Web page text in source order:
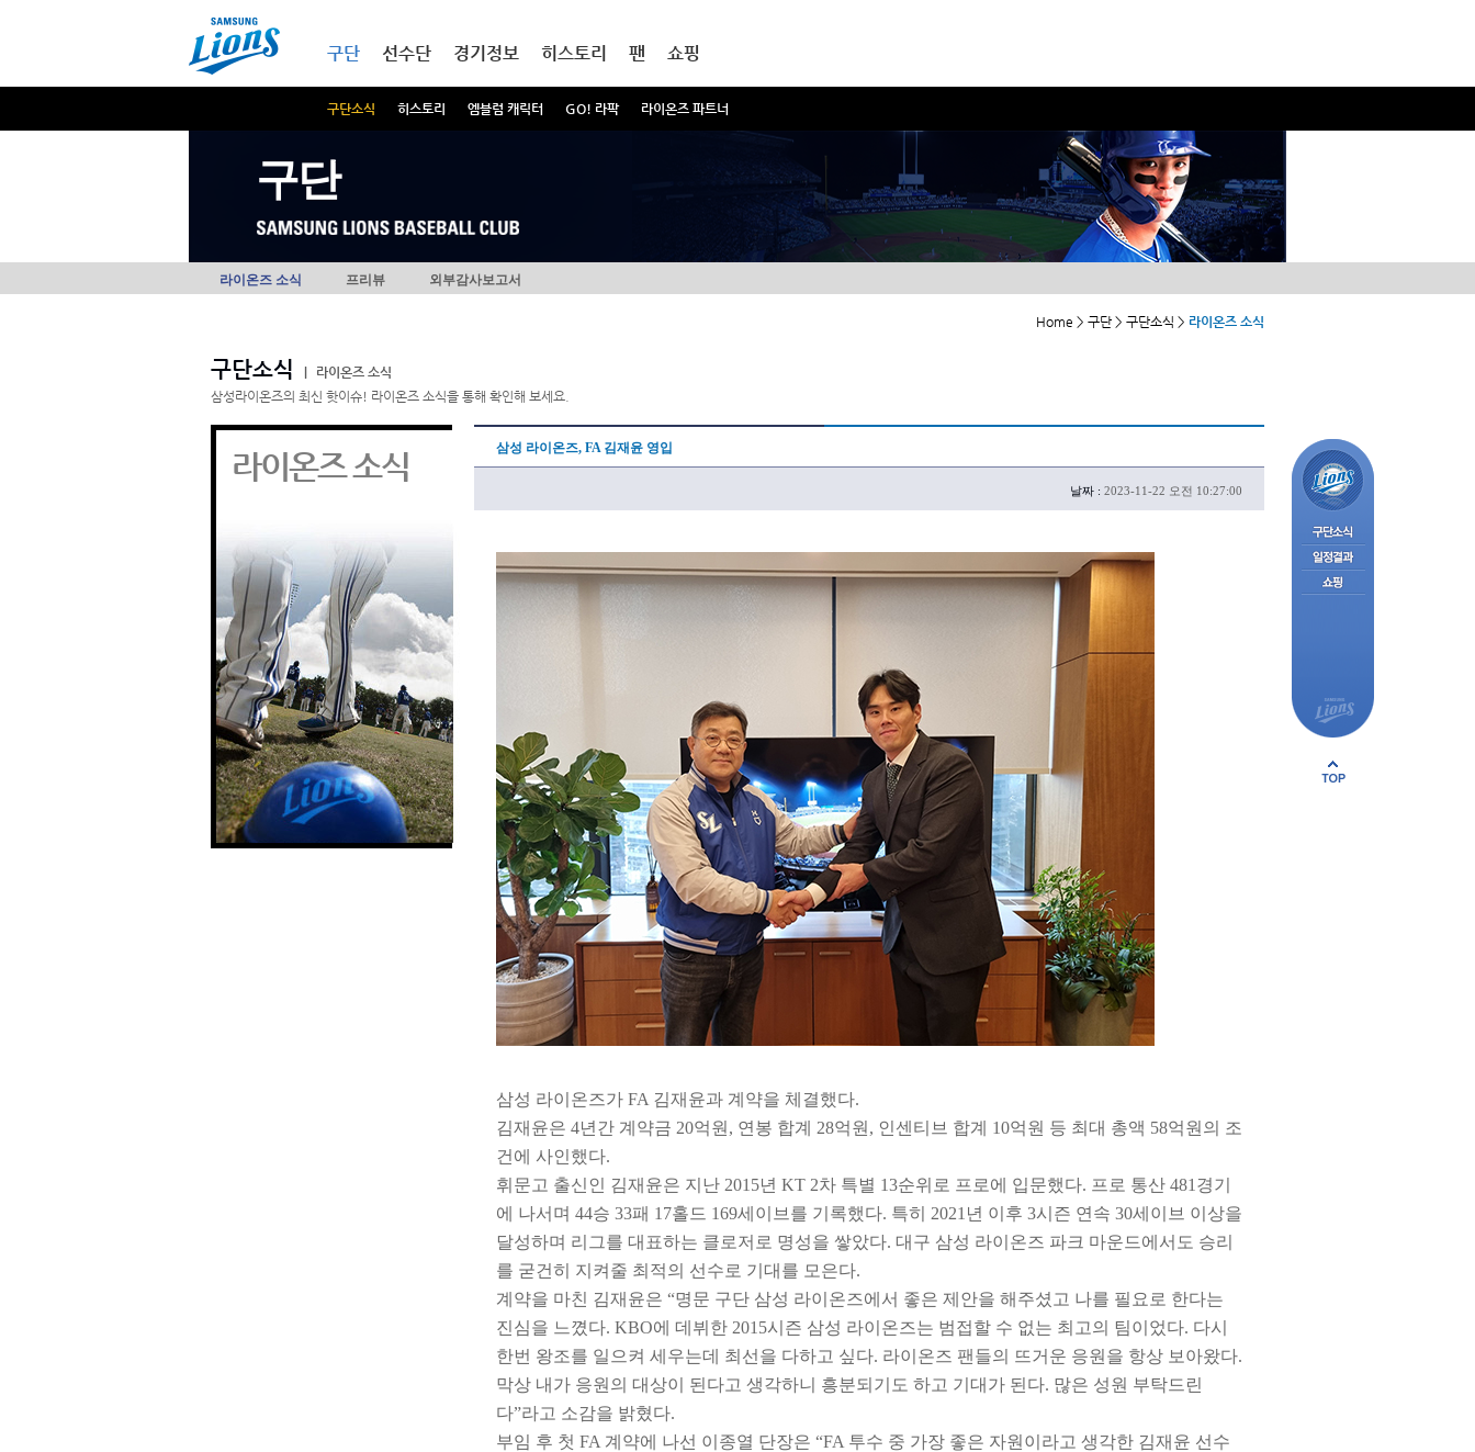
구단
구단소식 히스토리 엠블럼 캐릭터 GO! 라팍 라이온즈 파트너
선수단 경기정보 히스토리 팬 쇼핑
구단
라이온즈 소식 프리뷰 외부감사보고서
Home > 구단 > 구단소식 > 라이온즈 소식
구단소식
라이온즈 소식
삼성라이온즈의 최신 핫이슈! 라이온즈 소식을 통해 확인해 보세요.
라이온즈 소식 삼성 라이온즈, FA 김재윤 영입
날짜 : 2023-11-22 오전 10:27:00
삼성 라이온즈가 FA 김재윤과 계약을 체결했다.
김재윤은 4년간 계약금 20억원, 연봉 합계 28억원, 인센티브 합계 10억원 등 최대 총액 58억원의 조
건에 사인했다.
휘문고 출신인 김재윤은 지난 2015년 KT 2차 특별 13순위로 프로에 입문했다. 프로 통산 481경기
에 나서며 44승 33패 17홀드 169세이브를 기록했다. 특히 2021년 이후 3시즌 연속 30세이브 이상을
달성하며 리그를 대표하는 클로저로 명성을 쌓았다. 대구 삼성 라이온즈 파크 마운드에서도 승리
를 굳건히 지켜줄 최적의 선수로 기대를 모은다.
계약을 마친 김재윤은 “명문 구단 삼성 라이온즈에서 좋은 제안을 해주셨고 나를 필요로 한다는
진심을 느꼈다. KBO에 데뷔한 2015시즌 삼성 라이온즈는 범접할 수 없는 최고의 팀이었다. 다시
한번 왕조를 일으켜 세우는데 최선을 다하고 싶다. 라이온즈 팬들의 뜨거운 응원을 항상 보아왔다.
막상 내가 응원의 대상이 된다고 생각하니 흥분되기도 하고 기대가 된다. 많은 성원 부탁드린
다”라고 소감을 밝혔다.
부임 후 첫 FA 계약에 나선 이종열 단장은 “FA 투수 중 가장 좋은 자원이라고 생각한 김재윤 선수